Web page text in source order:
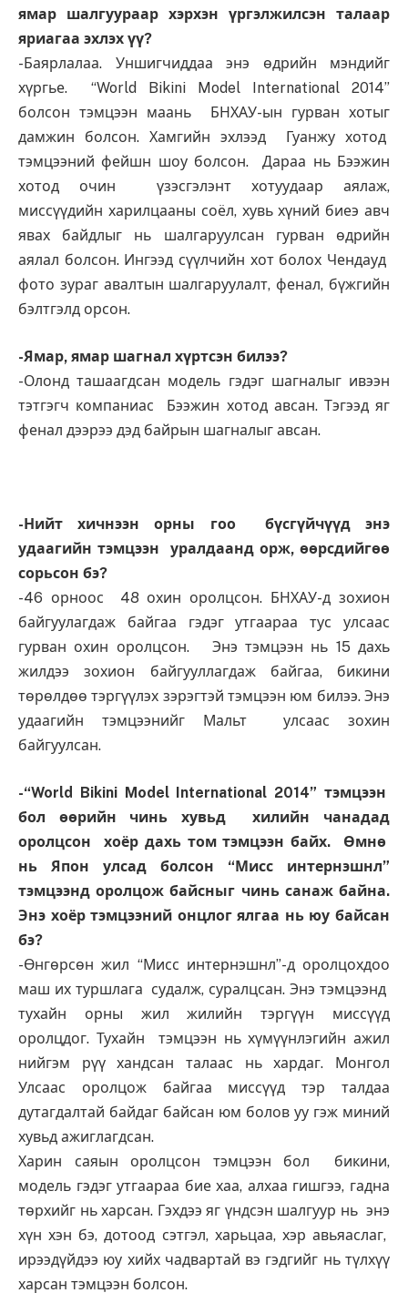
ямар шалгуураар хэрхэн үргэлжилсэн талаар
яриагаа эхлэх үү?
-Баярлалаа. Уншигчиддаа энэ өдрийн мэндийг
хүргье. “World Bikini Model International 2014”
болсон тэмцээн маань БНХАУ-ын гурван хотыг
дамжин болсон. Хамгийн эхлээд Гуанжу хотод
тэмцээний фейшн шоу болсон. Дараа нь Бээжин
хотод очин үзэсгэлэнт хотуудаар аялаж,
миссүүдийн харилцааны соёл, хувь хүний биеэ авч
явах байдлыг нь шалгаруулсан гурван өдрийн
аялал болсон. Ингээд сүүлчийн хот болох Чендауд
фото зураг авалтын шалгаруулалт, фенал, бүжгийн
бэлтгэлд орсон.
-Ямар, ямар шагнал хүртсэн билээ?
-Олонд ташаагдсан модель гэдэг шагналыг ивээн
тэтгэгч компаниас Бээжин хотод авсан. Тэгээд яг
фенал дээрээ дэд байрын шагналыг авсан.
-Нийт хичнээн орны гоо бүсгүйчүүд энэ
удаагийн тэмцээн уралдаанд орж, өөрсдийгөө
сорьсон бэ?
-46 орноос 48 охин оролцсон. БНХАУ-д зохион
байгуулагдаж байгаа гэдэг утгаараа тус улсаас
гурван охин оролцсон. Энэ тэмцээн нь 15 дахь
жилдээ зохион байгууллагдаж байгаа, бикини
төрөлдөө тэргүүлэх зэрэгтэй тэмцээн юм билээ. Энэ
удаагийн тэмцээнийг Мальт улсаас зохин
байгуулсан.
-“World Bikini Model International 2014” тэмцээн
бол өөрийн чинь хувьд хилийн чанадад
оролцсон хоёр дахь том тэмцээн байх. Өмнө
нь Япон улсад болсон “Мисс интернэшнл”
тэмцээнд оролцож байсныг чинь санаж байна.
Энэ хоёр тэмцээний онцлог ялгаа нь юу байсан
бэ?
-Өнгөрсөн жил “Мисс интернэшнл”-д оролцохдоо
маш их туршлага судалж, суралцсан. Энэ тэмцээнд
тухайн орны жил жилийн тэргүүн миссүүд
оролцдог. Тухайн тэмцээн нь хүмүүнлэгийн ажил
нийгэм рүү хандсан талаас нь хардаг. Монгол
Улсаас оролцож байгаа миссүүд тэр талдаа
дутагдалтай байдаг байсан юм болов уу гэж миний
хувьд ажиглагдсан.
Харин саяын оролцсон тэмцээн бол бикини,
модель гэдэг утгаараа бие хаа, алхаа гишгээ, гадна
төрхийг нь харсан. Гэхдээ яг үндсэн шалгуур нь энэ
хүн хэн бэ, дотоод сэтгэл, харьцаа, хэр авьяаслаг,
ирээдүйдээ юу хийх чадвартай вэ гэдгийг нь түлхүү
харсан тэмцээн болсон.